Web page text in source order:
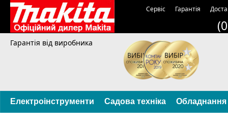
Сервіс Гарантія
Гарантія від виробника
Електроінструменти Садова техніка Обладнання